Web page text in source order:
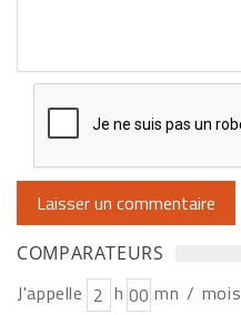
COMPARATEURS
J'appelle h
mn / mois